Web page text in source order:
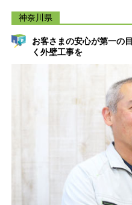
神奈川県
お客さまの安心が第一の
く外壁工事を